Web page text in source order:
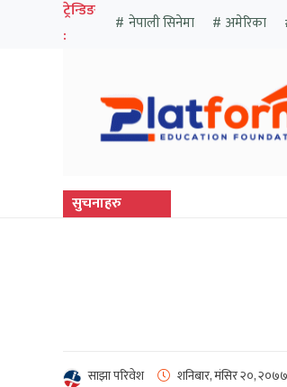
ट्रेन्डिङ
:
नेपाली सिनेमा अमेरिका
सुचनाहरु
साझा परिवेश शनिबार, मंसिर २०, २०७७